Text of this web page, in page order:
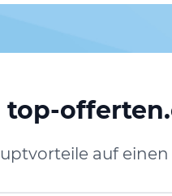
top-
auf